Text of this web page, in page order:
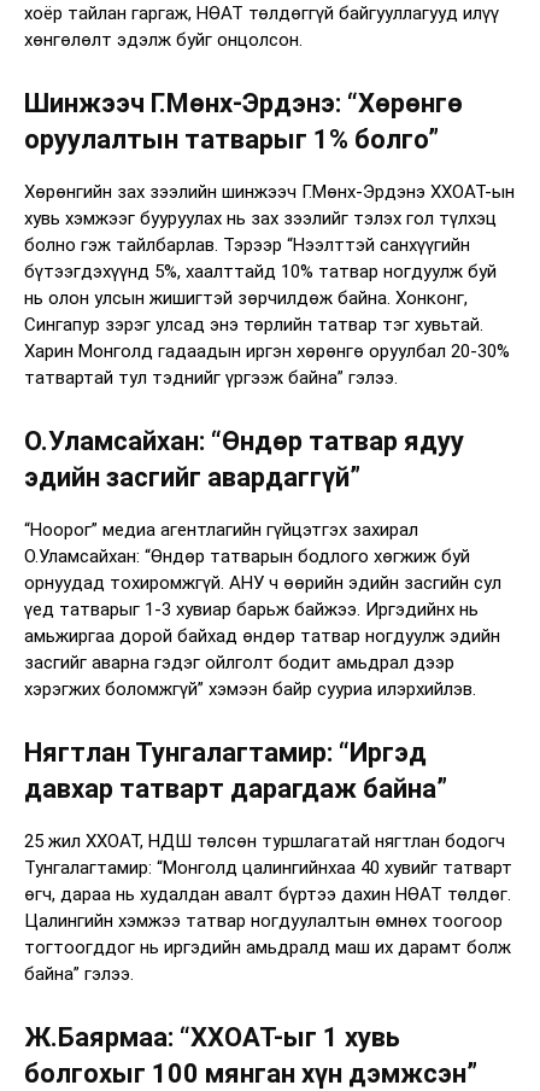
хоёр тайлан гаргаж, НӨАТ төлдөггүй байгууллагууд илүү
хөнгөлөлт эдэлж буйг онцолсон.
Шинжээч Г.Мөнх-Эрдэнэ: “Хөрөнгө
оруулалтын татварыг 1% болго”
Хөрөнгийн зах зээлийн шинжээч Г.Мөнх-Эрдэнэ ХХОАТ-ын
хувь хэмжээг бууруулах нь зах зээлийг тэлэх гол түлхэц
болно гэж тайлбарлав. Тэрээр “Нээлттэй санхүүгийн
бүтээгдэхүүнд 5%, хаалттайд 10% татвар ногдуулж буй
нь олон улсын жишигтэй зөрчилдөж байна. Хонконг,
Сингапур зэрэг улсад энэ төрлийн татвар тэг хувьтай.
Харин Монголд гадаадын иргэн хөрөнгө оруулбал 20-30%
татвартай тул тэднийг үргээж байна” гэлээ.
О.Уламсайхан: “Өндөр татвар ядуу
эдийн засгийг авардаггүй”
“Ноорог” медиа агентлагийн гүйцэтгэх захирал
О.Уламсайхан: “Өндөр татварын бодлого хөгжиж буй
орнуудад тохиромжгүй. АНУ ч өөрийн эдийн засгийн сул
үед татварыг 1-3 хувиар барьж байжээ. Иргэдийнх нь
амьжиргаа дорой байхад өндөр татвар ногдуулж эдийн
засгийг аварна гэдэг ойлголт бодит амьдрал дээр
хэрэгжих боломжгүй” хэмээн байр сууриа илэрхийлэв.
Нягтлан Тунгалагтамир: “Иргэд
давхар татварт дарагдаж байна”
25 жил ХХОАТ, НДШ төлсөн туршлагатай нягтлан бодогч
Тунгалагтамир: “Монголд цалингийнхаа 40 хувийг татварт
өгч, дараа нь худалдан авалт бүртээ дахин НӨАТ төлдөг.
Цалингийн хэмжээ татвар ногдуулалтын өмнөх тоогоор
тогтоогддог нь иргэдийн амьдралд маш их дарамт болж
байна” гэлээ.
Ж.Баярмаа: “ХХОАТ-ыг 1 хувь
болгохыг 100 мянган хүн дэмжсэн”